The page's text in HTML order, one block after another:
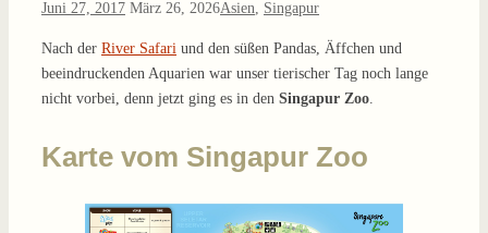
Juni 27, 2017 März 26, 2026Asien Singapur
Nach der River Safari und den süßen Pandas, Äffchen und
beeindruckenden Aquarien war unser tierischer Tag noch lange
nicht vorbei, denn jetzt ging es in den Singapur Zoo
Karte vom Singapur Zoo